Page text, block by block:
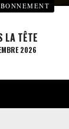
LA TÊTE
2026